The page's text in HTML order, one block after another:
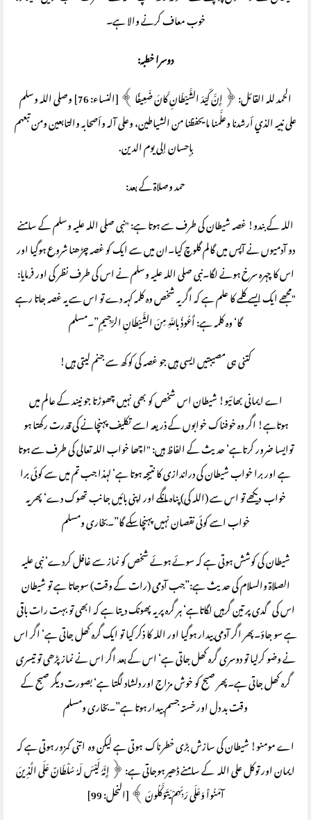
خوب معاف کرنے والا ہے۔
دوسرا خطبہ:
الحمد لله القائل: ﴿ إِنَّ كَيْدَ الشَّيْطَانِ كَانَ ضَعِيفًا ﴾ [النساء: 76] وصلى الله وسلم
على نبيه الذي أرشدنا وعلَّمنا ما يحفظنا من الشياطين، وعلى آله وأصحابه والتابعين ومن تبعهم
بإحسان إلى يوم الدين.
حمد وصلاۃ کے بعد:
اللہ کے بندو! غصہ شیطان کی طرف سے ہوتا ہے: "نبی صلی اللہ علیہ وسلم کے سامنے
دو آدمیوں نے آپس میں گالم گلوچ کیا۔ان میں سے ایک کو غصہ چڑھنا شروع ہوگیا اور
اس کا چہرہ سرخ ہونے لگا۔نبی صلی اللہ علیہ وسلم نے اس کی طرف نظر کی اور فرمایا:
"مجھے ایک ایسے کلمے کا علم ہے کہ اگر یہ شخص وہ کلمہ کہہ دے تو اس سے یہ غصہ جاتا رہے
گا‘ وہ کلمہ ہے: أَعُوذُ باللَّهِ مِنَ الشَّيْطَانِ الرَّجِيمِ”۔مسلم
کتنی ہی مصیبتیں ایسی ہیں جو غصہ کی کوکھ سے جنم لیتی ہیں!
اے ایمانی بھائیو! شیطان اس شخص کو بھی نہیں چھوڑتا جو نیند کے عالم میں
ہوتاہے! اگر وہ خوفناک خوابوں کے ذریعہ اسے تکلیف پہنچانے کی قدرت رکھتا ہو
توایسا ضرور کرتاہے‘ حدیث کے الفاظ ہیں: "اچھا خواب اللہ تعالی کی طرف سے ہوتا
ہے اور برا خواب شیطان کی دراندازی کا نتیجہ ہوتا ہے‘ لہذا جب تم میں سے کوئی برا
خواب دیکھے تو اس سے (اللہ کی) پناہ مانگے اور اپنی بائیں جانب تھوک دے‘ پھر یہ
خواب اسے کوئی نقصان نہیں پہنچا سکے گا”۔بخاری ومسلم
شیطان کی کوشش ہوتی ہے کہ سوئے ہوئے شخص کو نماز سے غافل کردے‘ نبی علیہ
الصلاۃ والسلام کی حدیث ہے:”جب آدمی (رات کے وقت) سوجاتا ہے تو شیطان
اس کی گدی پر تین گرہیں لگاتاہے‘ ہر گرہ پر یہ پھونک دیتا ہے کہ ابھی تو بہت رات باقی
ہے سو جاؤ۔پھر اگر آدمی بیدار ہوگیا اور اللہ کا ذکر کیا تو ایک گرہ کھل جاتی ہے‘ اگر اس
نے وضو کرلیا تو دوسری گرہ کھل جاتی ہے‘ اس کے بعد اگر اس نے نماز پڑھی تو تیسری
گرہ کھل جاتی ہے۔پھر صبح کو خوش مزاج اور دلشاد لگتا ہے‘ بصورت دیگر صبح کے
وقت بد دل اور خستہ جسم بیدار ہوتا ہے”۔بخاری ومسلم
اے مومنو! شیطان کی سازش بڑی خطرناک ہوتی ہے لیکن وہ اتنی کمزور ہوتی ہے کہ
ایمان اور توکل علی اللہ کے سامنے ڈھیر ہوجاتی ہے: ﴿ إِنَّهُ لَيْسَ لَهُ سُلْطَانٌ عَلَى الَّذِينَ
آمَنُواْ وَعَلَى رَبِّهِمْ يَتَوَكَّلُونَ ﴾ [النحل: 99]